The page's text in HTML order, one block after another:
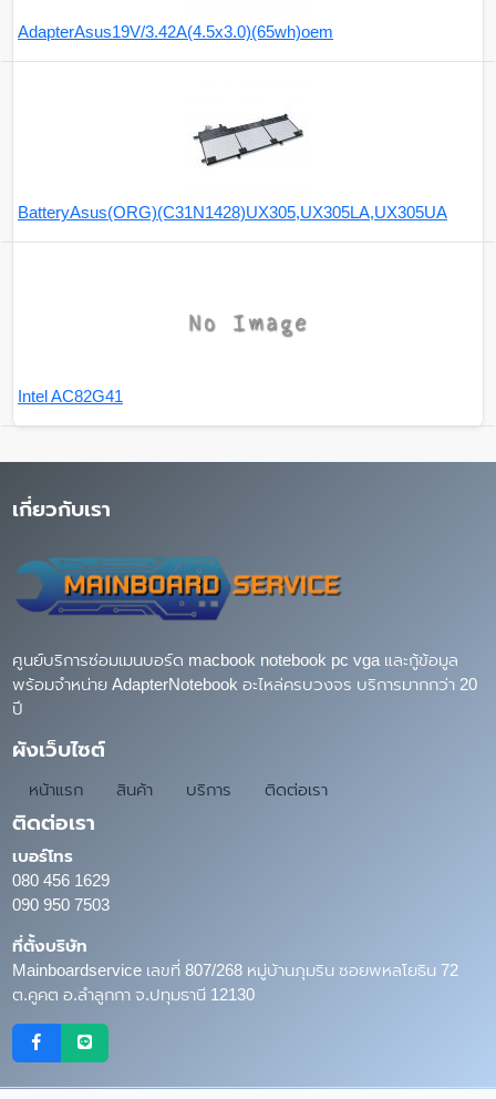
AdapterAsus19V/3.42A(4.5x3.0)(65wh)oem
BatteryAsus(ORG)(C31N1428)UX305,UX305LA,UX305UA
Intel AC82G41
เกี่ยวกับเรา
ศูนย์บริการซ่อมเมนบอร์ด macbook notebook pc vga และกู้ข้อมูล
พร้อมจำหน่าย AdapterNotebook อะไหล่ครบวงจร บริการมากกว่า 20
ปี
ผังเว็บไซต์
หน้าแรก สินค้า บริการ ติดต่อเรา
ติดต่อเรา
เบอร์โทร
080 456 1629
090 950 7503
ที่ตั้งบริษัท
Mainboardservice เลขที่ 807/268 หมู่บ้านภุมริน ซอยพหลโยธิน 72
ต.คูคต อ.ลำลูกกา จ.ปทุมธานี 12130